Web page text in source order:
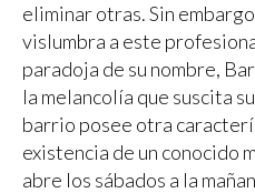
eliminar otras. Sin
vislumbra a este
paradoja de su nombre,
la melancolía que suscita
barrio posee otra
existencia de un conocido
abre los sábados a la